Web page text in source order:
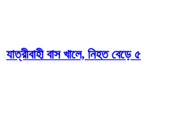
যাত্রীবাহী বাস খালে, নিহত বেড়ে ৫